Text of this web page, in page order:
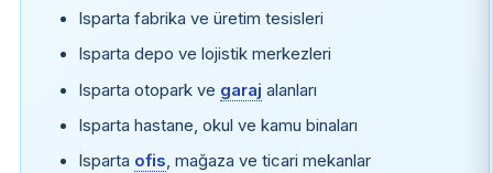
Isparta fabrika ve üretim tesisleri
Isparta depo ve lojistik merkezleri
Isparta otopark ve garaj alanları
Isparta hastane, okul ve kamu binaları
Isparta ofis, mağaza ve ticari mekanlar